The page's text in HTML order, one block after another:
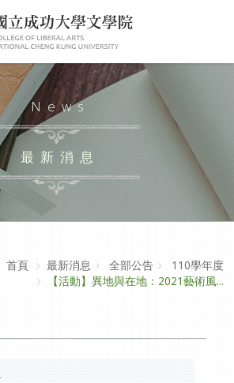
News
最新消息
首頁
最新消息 全部公告
110學年度
【活動】異地與在地：2021藝術風...